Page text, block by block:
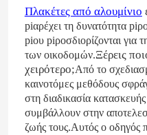
Πλακέτες από αλουμίνιο
piαρέχει τη δυνατότητα
piου piροσδιορίζονται για
των οικοδομών.Ξέρεις
χειρότερο;Από το
καινοτόμες μεθόδους
στη διαδικασία
συμβάλλουν στην
ζωής τους.Αυτός ο οδηγός